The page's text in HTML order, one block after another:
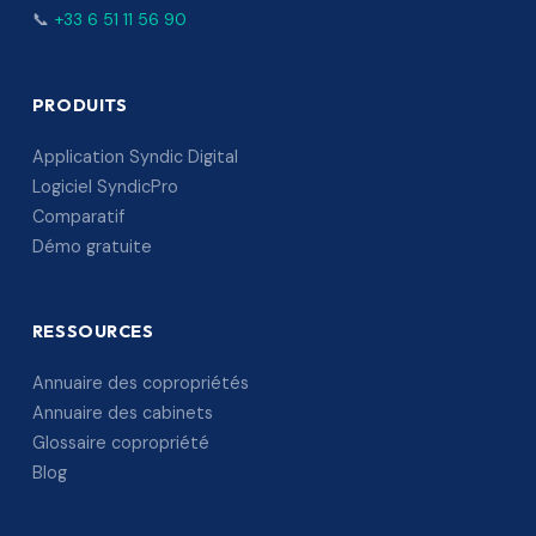
📞 +33 6 51 11 56 90
PRODUITS
Application Syndic Digital
Logiciel SyndicPro
Comparatif
Démo gratuite
RESSOURCES
Annuaire des copropriétés
Annuaire des cabinets
Glossaire copropriété
Blog